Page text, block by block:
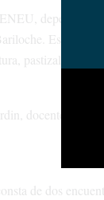
Esta
pastizales
docente de la
de dos